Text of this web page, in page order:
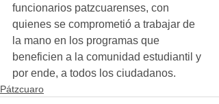
funcionarios patzcuarenses, con
quienes se comprometió a trabajar de
la mano en los programas que
beneficien a la comunidad estudiantil y
por ende, a todos los ciudadanos.
Pátzcuaro